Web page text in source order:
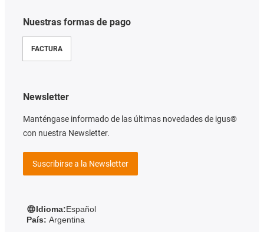
Nuestras formas de pago
FACTURA
Newsletter
Manténgase informado de las últimas novedades de igus®
con nuestra Newsletter.
Suscribirse a la Newsletter
Idioma:Español
País: Argentina